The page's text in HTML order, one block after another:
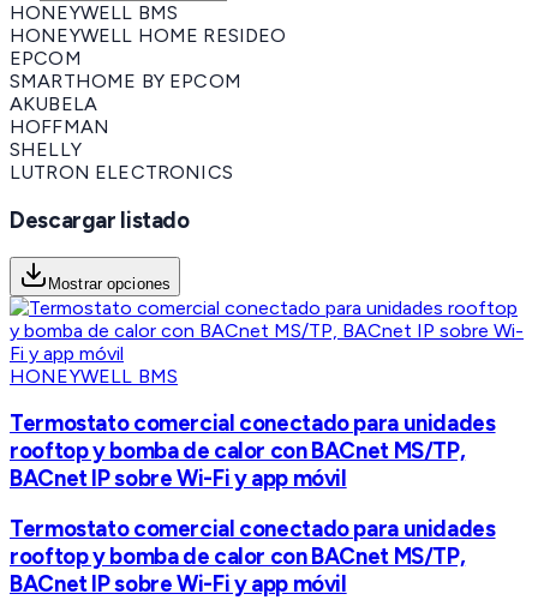
HONEYWELL BMS
HONEYWELL HOME RESIDEO
EPCOM
SMARTHOME BY EPCOM
AKUBELA
HOFFMAN
SHELLY
LUTRON ELECTRONICS
Descargar listado
Mostrar opciones
HONEYWELL BMS
Termostato comercial conectado para unidades
rooftop y bomba de calor con BACnet MS/TP,
BACnet IP sobre Wi-Fi y app móvil
Termostato comercial conectado para unidades
rooftop y bomba de calor con BACnet MS/TP,
BACnet IP sobre Wi-Fi y app móvil